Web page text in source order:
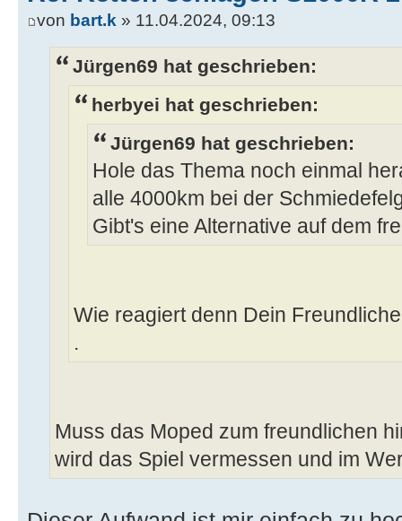
von bart.k » 11.04.2024, 09:13
Jürgen69 hat geschrieben:
herbyei hat geschrieben:
Jürgen69 hat geschrieben:
Hole das Thema noch einmal
alle 4000km bei der
Gibt's eine Alternative auf dem
Wie reagiert denn Dein
.
Muss das Moped zum freundlichen
wird das Spiel vermessen und im